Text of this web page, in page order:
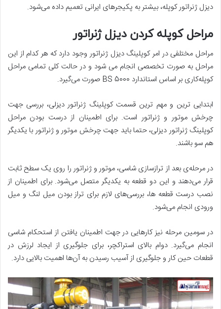
دیزل ژنراتور کوپله، بیشتر به پکیجرهای ایرانی تعمیم داده می‌­شود.
مراحل کوپله کردن دیزل ژنراتور
مراحل مختلفی در امر کوپلینگ دیزل ژنراتور وجود دارد که هر کدام از این
مراحل به صورت تخصصی انجام می شود و در حالت کلی تمامی مراحل
کوپله‌کاری بر اساس استاندارد BS 5000 صورت می‌گیرد.
ابتدایی ­ترین و مهم­ ترین قسمت کوپلینگ ژنراتور دیزلی، بررسی جهت
چرخش موتور و ژنراتور است. برای اطمینان از درست بودن مراحل
کوپلینگ ژنراتور دیزلی، حتما باید جهت چرخش موتور و ژنراتور با یکدیگر
هم سو باشند.
در مرحله­‌ی بعد از ترازسازی شاسی، موتور و ژنراتور را روی یک سطح ثابت
قرار می­‌دهند و این دو قطعه به یکدیگر متصل می­‌شود. برای اطمینان از
نصب درست قطعه ها، بررسی‌­های لازم برای تراز بودن میل لنگ و میل
ورودی انجام می­‌شود.
در سومین مرحله نیز کارهایی در جهت اطمینان یافتن از استحکام شاسی
انجام می‌گیرد. دوام بالای استراکچر، برای جلوگیری از ایجاد لرزش در
قطعات حین کار و جلوگیری از آسیب رسیدن به آن‌ها اهمیت بالایی دارد.